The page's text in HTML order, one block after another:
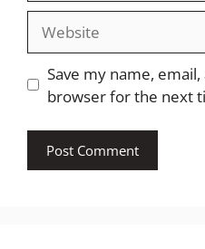
Save my name,
browser for the next